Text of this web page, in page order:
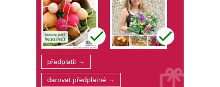
předplatit →
darovat předplatné →